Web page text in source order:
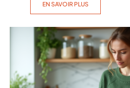
EN SAVOIR PLUS